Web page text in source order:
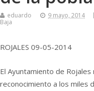
eduardo 9 mayo, 2014
Baja
ROJALES 09-05-2014
El Ayuntamiento de
reconocimiento a los miles